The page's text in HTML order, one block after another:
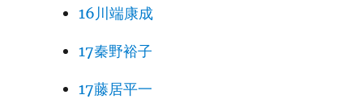
16川端康成
17秦野裕子
17藤居平一